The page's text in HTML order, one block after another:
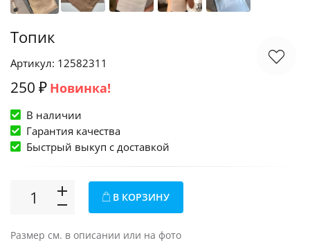
Топик
Артикул: 12582311
250 ₽ Новинка!
В наличии
Гарантия качества
Быстрый выкуп c доставкой
В КОРЗИНУ
Размер см. в описании или на фото